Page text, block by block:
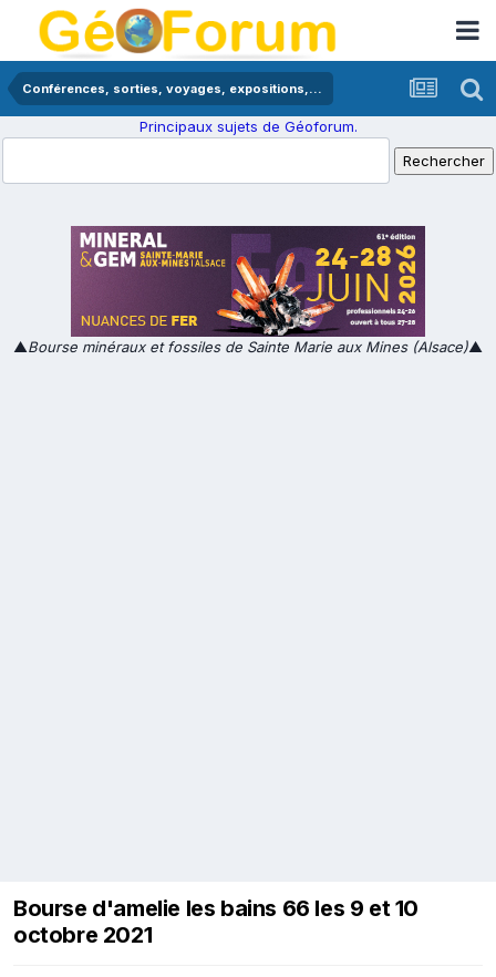
Conférences, sorties, voyages, expositions,...
Principaux sujets de Géoforum.
▲Bourse minéraux et fossiles de Sainte Marie aux Mines (Alsace)▲
Bourse d'amelie les bains 66 les 9 et 10
octobre 2021